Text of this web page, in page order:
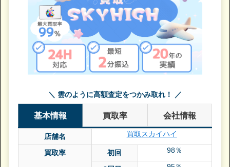
＼ 雲のように高額査定をつかみ取れ！ ／
基本情報 買取率 会社情報
店舗名 買取スカイハイ
買取率 初回 98％